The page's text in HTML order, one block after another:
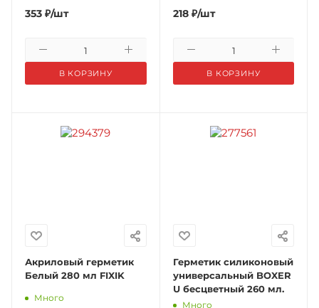
353 ₽/шт
В КОРЗИНУ
218₽/шт
В КОРЗИНУ
Акриловый герметик
Белый 280 мл FIXIK
Много
Герметик силиконовый
универсальный BOXER
U бесцветный 260 мл.
Много